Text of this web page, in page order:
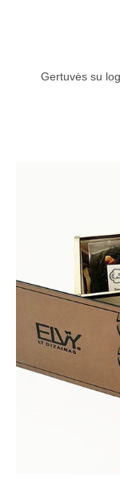
Gertuvės su